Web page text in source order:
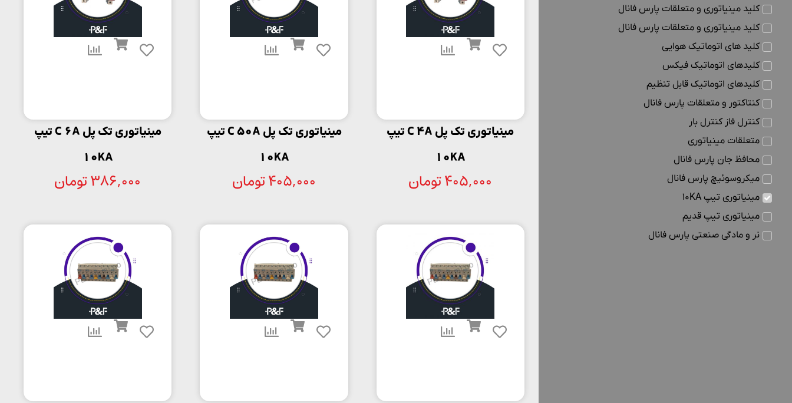
کلید مینیاتوری و متعلقات پارس فانال
کلید مینیاتوری و متعلقات پارس فانال
کلید های اتوماتیک هوایی
کلیدهای اتوماتیک فیکس
کلیدهای اتوماتیک قابل تنظیم
کنتاکتور و متعلقات پارس فانال
کنترل فاز کنترل بار
متعلقات مینیاتوری
محافظ جان پارس فانال
میکروسوئیچ پارس فانال
مینیاتوری تیپ 10KA
مینیاتوری تیپ قدیم
نر و مادگی صنعتی پارس فانال
مینیاتوری تک پل C 4A تیپ
10KA
405,000تومان
مینیاتوری تک پل C 50A تیپ
10KA
405,000تومان
مینیاتوری تک پل C 6A تیپ
10KA
386,000تومان